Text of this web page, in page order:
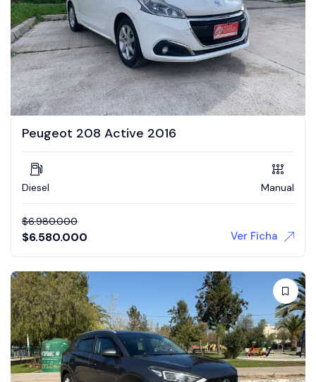
Peugeot 208 Active 2016
Diesel Manual
$6.980.000
$6.580.000 Ver Ficha